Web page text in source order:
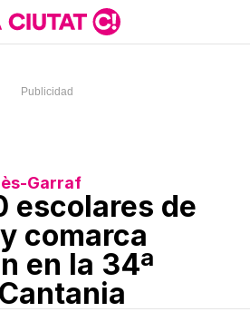
Garraf
escolares de
comarca
en la 34ª